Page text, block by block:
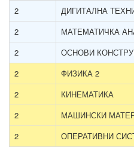
2 ДИГИТАЛНА
2
МАТЕМАТИЧКА
2
ОСНОВИ
2
ФИЗИКА 2
2
КИНЕМАТИКА
2
МАШИНСКИ
2
ОПЕРАТИВНИ